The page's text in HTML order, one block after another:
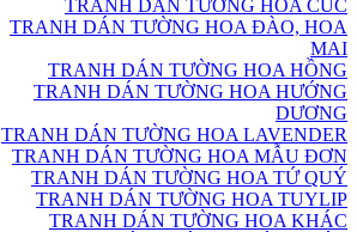
TRANH DÁN TƯỜNG HOA CÚC
TRANH DÁN TƯỜNG HOA ĐÀO, HOA
MAI
TRANH DÁN TƯỜNG HOA HỒNG
TRANH DÁN TƯỜNG HOA HƯỚNG
DƯƠNG
TRANH DÁN TƯỜNG HOA LAVENDER
TRANH DÁN TƯỜNG HOA MẪU ĐƠN
TRANH DÁN TƯỜNG HOA TỨ QUÝ
TRANH DÁN TƯỜNG HOA TUYLIP
TRANH DÁN TƯỜNG HOA KHÁC